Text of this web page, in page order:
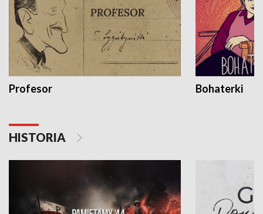
Profesor Bohaterki
HISTORIA